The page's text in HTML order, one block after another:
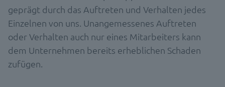
geprägt durch das Auftreten und Verhalten jedes
Einzelnen von uns. Unangemessenes Auftreten
oder Verhalten auch nur eines Mitarbeiters kann
dem Unternehmen bereits erheblichen Schaden
zufügen.